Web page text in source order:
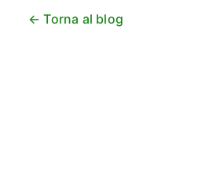
← Torna al blog